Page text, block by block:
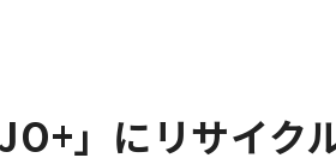
」にリサイク